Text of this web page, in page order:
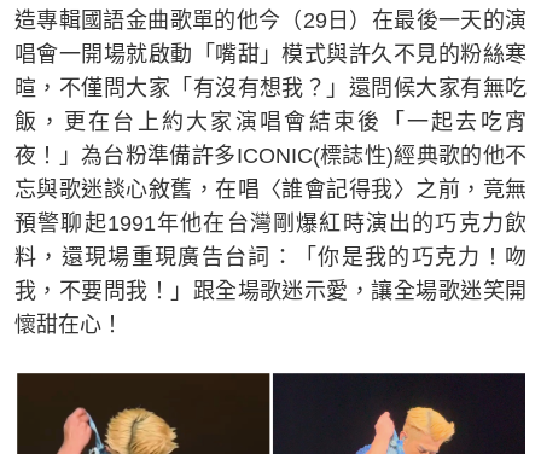
造專輯國語金曲歌單的他今（29日）在最後一天的演
唱會一開場就啟動「嘴甜」模式與許久不見的粉絲寒
暄，不僅問大家「有沒有想我？」還問候大家有無吃
飯，更在台上約大家演唱會結束後「一起去吃宵
夜！」為台粉準備許多ICONIC(標誌性)經典歌的他不
忘與歌迷談心敘舊，在唱〈誰會記得我〉之前，竟無
預警聊起1991年他在台灣剛爆紅時演出的巧克力飲
料，還現場重現廣告台詞：「你是我的巧克力！吻
我，不要問我！」跟全場歌迷示愛，讓全場歌迷笑開
懷甜在心！